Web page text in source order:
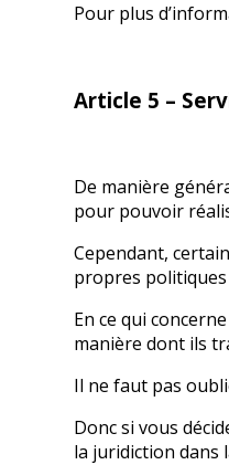
Pour plus
Article 5 –
De manière
pour pouvoir
Cependant,
propres
En ce qui
manière dont ils
Il ne faut pas
Donc si vous
la juridiction dans